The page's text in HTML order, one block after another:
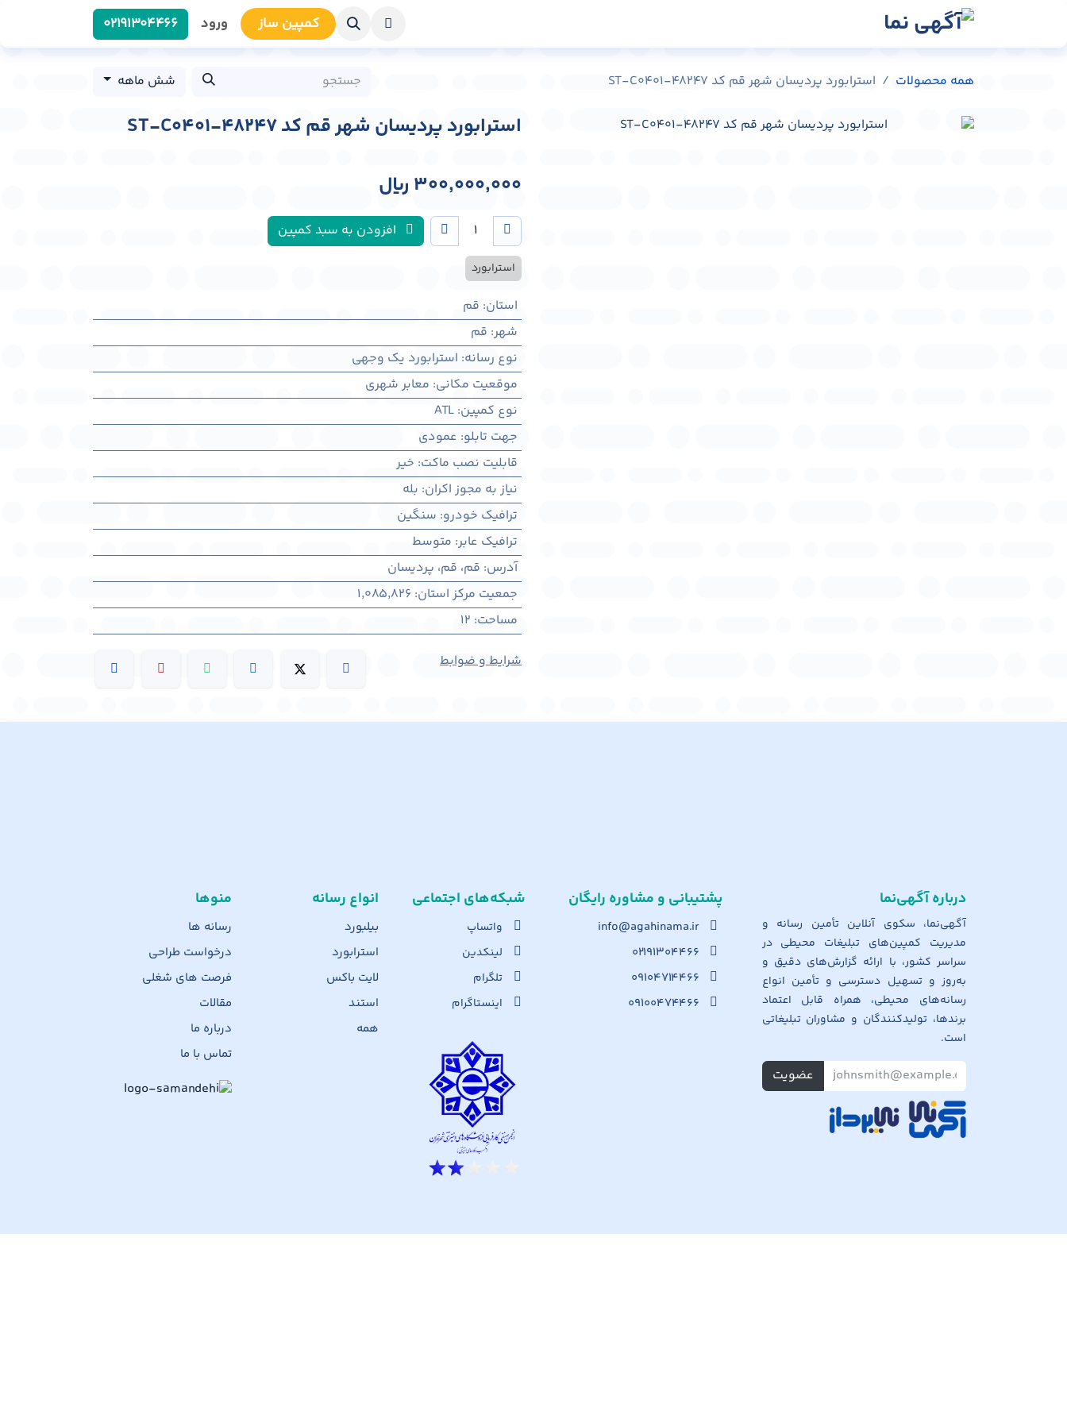
کمپین سا​​ز ورود 0219​1304466
همه محصولات استرابورد پردیسان شهر قم کد ST-C0401-48247 شش ماهه
استرابورد پردیسان شهر قم کد ST-C0401-48247
300,000,000 ﷼
افزودن به سبد کمپین
استرابورد
استان: قم
شهر: قم
نوع رسانه: استرابورد یک وجهی
موقعیت مکانی: معابر شهری
نوع کمپین:
ATL
جهت تابلو: عمودی
قابلیت نصب ماکت: خیر
نیاز به مجوز اکران: بله
ترافیک خودرو: سنگین
ترافیک عابر: متوسط
آدرس: قم، قم، پردیسان
جمعیت مرکز استان:
1,085,826
مساحت:
12
شرایط و ضوابط
منوها
رسانه ها
درخواست طراحی
فرصت های شغلی
مقالات
درباره ما
تماس با ما
انواع رسانه
بیلبورد
استرابورد
لایت باکس
استند
همه
شبکه‌های اجت​ماعی
واتساپ
لینکدین
تلگرام
اینستاگرام
پشتیبانی و مشاوره رایگان
info@agahinama.ir
۰۲۱۹۱۳۰۴۴۶۶
۰۹۱۰۴۷۱۴۴۶۶
۰۹۱۰۰۴۷۴۴۶۶
درباره آگهی‌نما
آگهی‌نما، سکوی آنلاین تأمین رسانه و
مدیریت کمپین‌های تبلیغات محیطی در
سراسر کشور، با ارائه گزارش‌های دقیق و
به‌روز و تسهیل دسترسی و تأمین انواع
رسانه‌های محیطی، همراه قابل اعتماد
برندها، تولیدکنندگان و مشاوران تبلیغاتی
است.
عضویت